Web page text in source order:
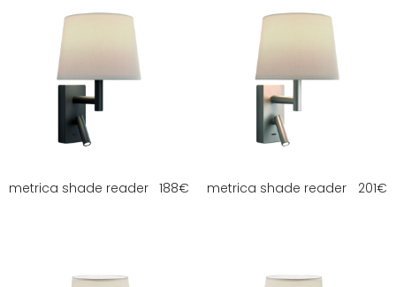
metrica shade reader 188€ metrica shade reader 201€